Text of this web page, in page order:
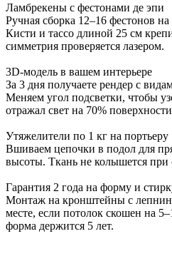
Ламбрекены с фестонами де эпи
Ручная сборка 12–16 фестонов
Кисти и тассо длиной 25 см
симметрия проверяется лазером.
3D-модель в вашем интерьере
За 3 дня получаете рендер с
Меняем угол подсветки, чтобы
отражал свет на 70%
Утяжелители по 1 кг на портьеру
Вшиваем цепочки в подол для
высоты. Ткань не колышется при
Гарантия 2 года на форму и
Монтаж на кронштейны с
месте, если потолок скошен на
форма держится 5 лет.